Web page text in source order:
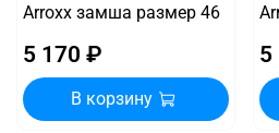
Arroxx замша размер 46
5 170 ₽
В корзину
5